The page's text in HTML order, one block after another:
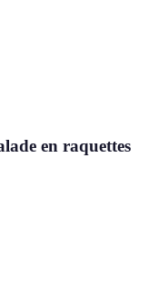
en raquettes